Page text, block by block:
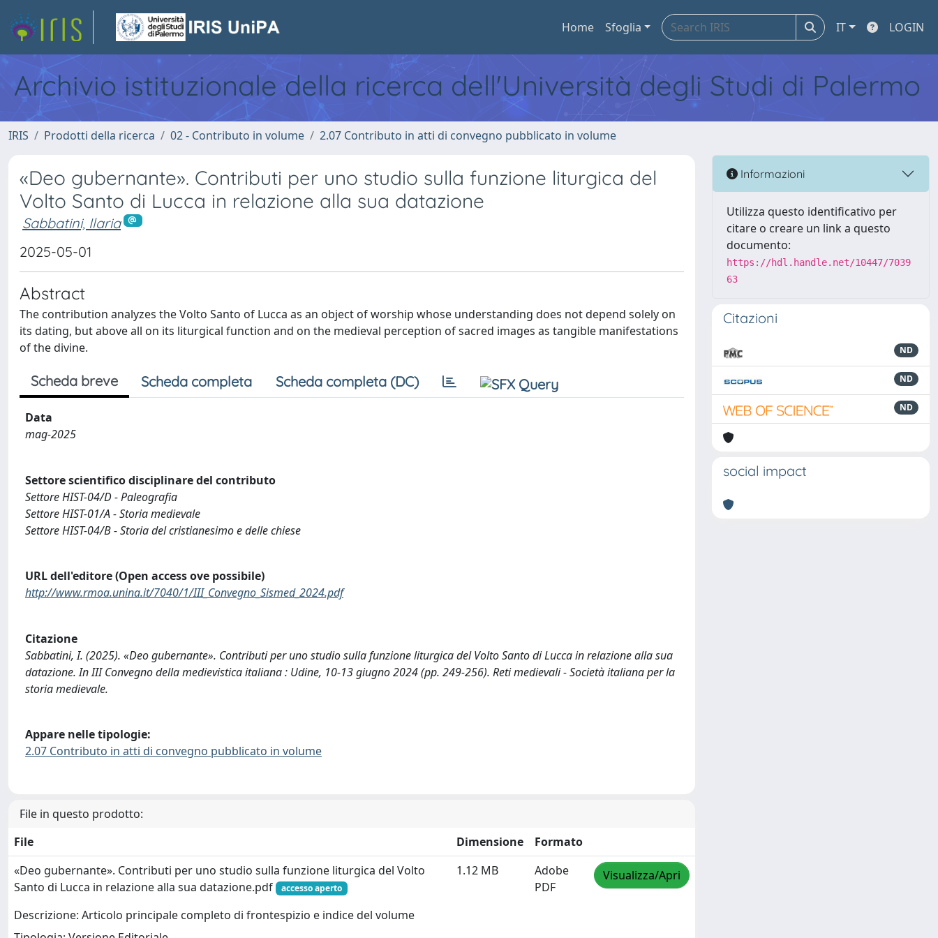
Home Sfoglia IT LOGIN
Archivio istituzionale della ricerca dell'Università degli Studi di Palermo
IRIS Prodotti della ricerca 02 - Contributo in volume 2.07 Contributo in atti di convegno pubblicato in volume
«Deo gubernante». Contributi per uno studio sulla funzione liturgica del
Volto Santo di Lucca in relazione alla sua datazione
Sabbatini, Ilaria
2025-05-01
Abstract
The contribution analyzes the Volto Santo of Lucca as an object of worship whose understanding does not depend solely on
its dating, but above all on its liturgical function and on the medieval perception of sacred images as tangible manifestations
of the divine.
Scheda breve Scheda completa Scheda completa (DC)
Data
mag-2025
Settore scientifico disciplinare del contributo
Settore HIST-04/D - Paleografia
Settore HIST-01/A - Storia medievale
Settore HIST-04/B - Storia del cristianesimo e delle chiese
URL dell'editore (Open access ove possibile)
http://www.rmoa.unina.it/7040/1/III_Convegno_Sismed_2024.pdf
Citazione
Sabbatini, I. (2025). «Deo gubernante». Contributi per uno studio sulla funzione liturgica del Volto Santo di Lucca in relazione alla sua
datazione. In III Convegno della medievistica italiana : Udine, 10-13 giugno 2024 (pp. 249-256). Reti medievali - Società italiana per la
storia medievale.
Appare nelle tipologie:
2.07 Contributo in atti di convegno pubblicato in volume
File in questo prodotto:
File
Dimensione
Formato
«Deo gubernante». Contributi per uno studio sulla funzione liturgica del Volto
Santo di Lucca in relazione alla sua datazione.pdf
accesso aperto
Descrizione: Articolo principale completo di frontespizio e indice del volume
1.12 MB
Adobe
PDF
Visualizza/Apri
Informazioni
Utilizza questo identificativo per
citare o creare un link a questo
documento:
https://hdl.handle.net/10447/7039
63
Citazioni
ND
ND
ND
social impact